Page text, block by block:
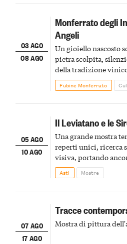
03 AGO
08 AGO
Monferrato degli
Angeli
Un gioiello nascosto
pietra scolpita,
della tradizione
Fubine Monferrato
05 AGO
10 AGO
Il Leviatano e le
Una grande mostra
reperti unici, ricerca
visiva, portando
della scena le
Asti Mostre
07 AGO
17 AGO
Tracce
Mostra di pittura